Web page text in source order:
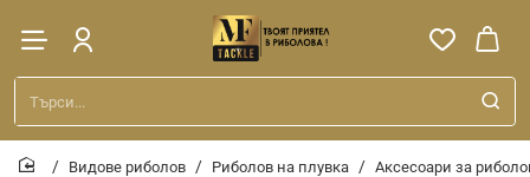
Търси...
Видове риболов Риболов на плувка Аксесоари за